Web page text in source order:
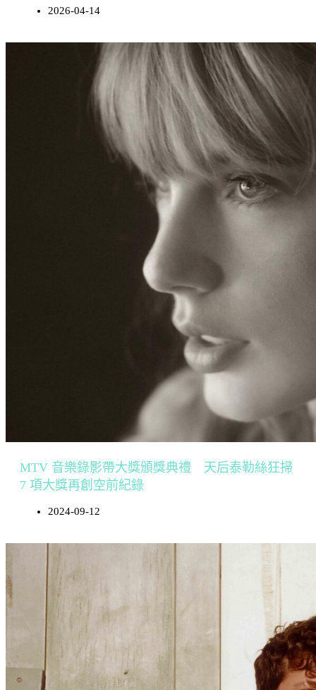
2026-04-14
MTV 音樂錄影帶大獎頒獎典禮 天后泰勒絲狂掃
7 項大獎再創空前紀錄
2024-09-12